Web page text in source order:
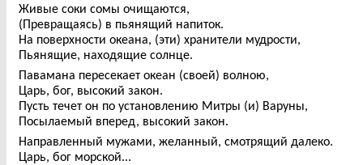
Живые соки сомы очищаются,
(Превращаясь) в пьянящий напиток.
На поверхности океана, (эти) хранители мудрости,
Пьянящие, находящие солнце.
Павамана пересекает океан (своей) волною,
Царь, бог, высокий закон.
Пусть течет он по установлению Митры (и) Варуны,
Посылаемый вперед, высокий закон.
Направленный мужами, желанный, смотрящий далеко.
Царь, бог морской...